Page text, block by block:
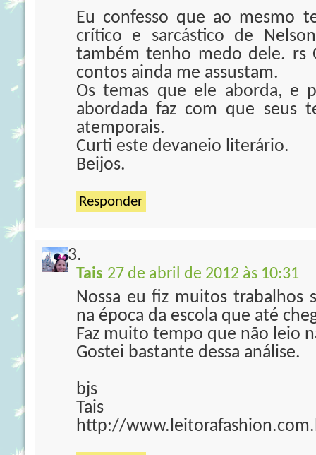
Eu confesso que ao mesmo
crítico e sarcástico de
também tenho medo dele. rs
contos ainda me assustam.
Os temas que ele aborda, e
abordada faz com que seus
atemporais.
Curti este devaneio literário.
Beijos.
Responder
Tais 27 de abril de 2012 às 10:31
Nossa eu fiz muitos trabalhos
na época da escola que até
Faz muito tempo que não leio
Gostei bastante dessa análise.
bjs
Tais
http://